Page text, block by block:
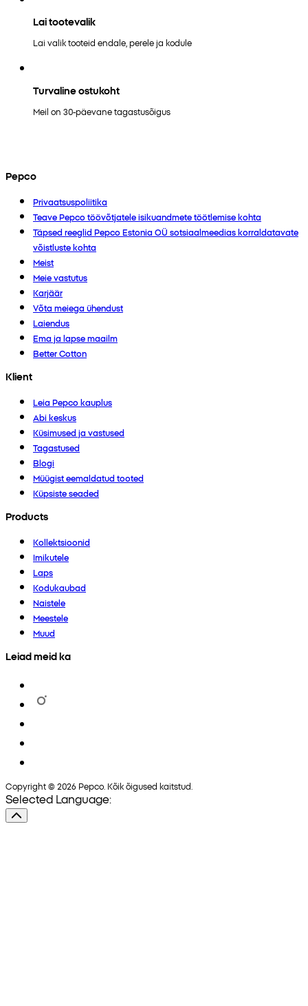
Lai tootevalik
Lai valik tooteid endale, perele ja kodule
Turvaline ostukoht
Meil on 30-päevane tagastusõigus
Pepco
Privaatsuspoliitika
Teave Pepco töövõtjatele isikuandmete töötlemise kohta
Täpsed reeglid Pepco Estonia OÜ sotsiaalmeedias korraldatavate
võistluste kohta
Meist
Meie vastutus
Karjäär
Võta meiega ühendust
Laiendus
Ema ja lapse maailm
Better Cotton
Klient
Leia Pepco kauplus
Abi keskus
Küsimused ja vastused
Tagastused
Blogi
Müügist eemaldatud tooted
Küpsiste seaded
Products
Kollektsioonid
Imikutele
Laps
Kodukaubad
Naistele
Meestele
Muud
Leiad meid ka
Copyright © 2026 Pepco. Kõik õigused kaitstud.
Selected Language: